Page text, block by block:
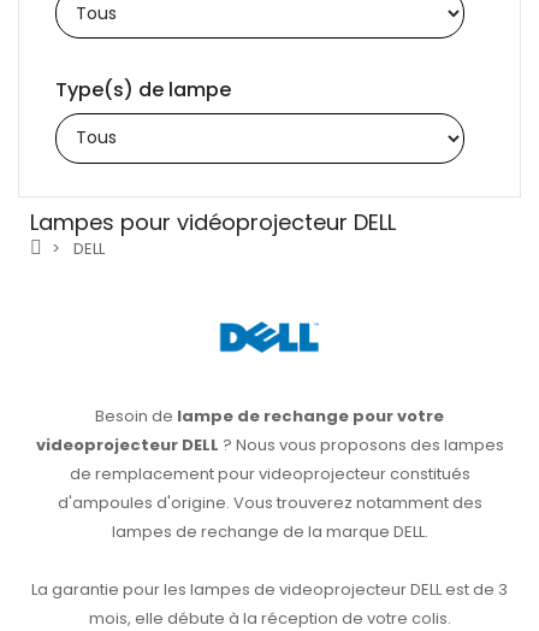
Type(s) de lampe
Lampes pour vidéoprojecteur DELL
DELL
Besoin de lampe de rechange pour votre
videoprojecteur DELL ? Nous vous proposons des lampes
de remplacement pour videoprojecteur constitués
d'ampoules d'origine. Vous trouverez notamment des
lampes de rechange de la marque DELL.
La garantie pour les lampes de videoprojecteur DELL est de 3
mois, elle débute à la réception de votre colis.